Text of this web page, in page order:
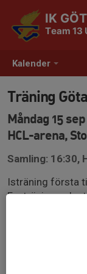
Kalender
IK
Team 13
Träning
Måndag 15
HCL-arena,
Samling: 16:30,
Isträning första
Fysträning och